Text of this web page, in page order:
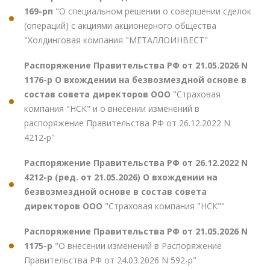
169-рп "О специальном решении о совершении сделок
(операций) с акциями акционерного общества
"Холдинговая компания "МЕТАЛЛОИНВЕСТ"
Распоряжение Правительства РФ от 21.05.2026 N
1176-р О вхождении на безвозмездной основе в
состав совета директоров ООО "Страховая
компания "НСК" и о внесении изменений в
распоряжение Правительства РФ от 26.12.2022 N
4212-р"
Распоряжение Правительства РФ от 26.12.2022 N
4212-р (ред. от 21.05.2026) О вхождении на
безвозмездной основе в состав совета
директоров ООО "Страховая компания "НСК""
Распоряжение Правительства РФ от 21.05.2026 N
1175-р "О внесении изменений в Распоряжение
Правительства РФ от 24.03.2026 N 592-р"